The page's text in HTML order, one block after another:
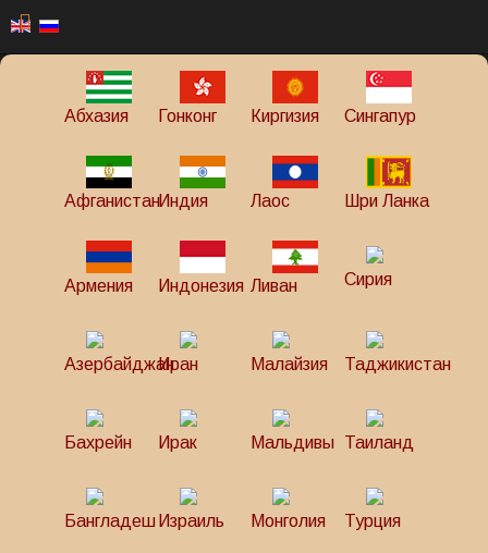
Абхазия Гонконг Киргизия Сингапур
АфганистанИндия Лаос Шри Ланка
Армения Индонезия Ливан Сирия
АзербайджанИран Малайзия Таджикистан
Бахрейн Ирак Мальдивы Таиланд
Бангладеш Израиль Монголия Турция